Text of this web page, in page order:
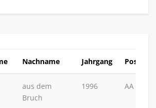
Nachname Jahrgang Position
aus dem
Bruch
1996 AA